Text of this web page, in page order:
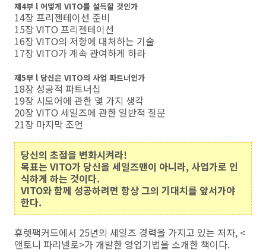
제4부 l 어떻게 VITO를 설득할 것인가
14장 프리젠테이션 준비
15장 VITO 프리젠테이션
16장 VITO의 저항에 대처하는 기술
17장 VITO가 계속 관여하게 하라
제5부 l 당신은 VITO의 사업 파트너인가
18장 성공적 파트너십
19장 시모어에 관한 몇 가지 생각
20장 VITO 세일즈에 관한 일반적 질문
21장 마지막 조언
당신의 초점을 변화시켜라!
목표는 VITO가 당신을 세일즈맨이 아니라, 사업가로 인
식하게 하는 것이다.
VITO와 함께 성공하려면 항상 그의 기대치를 앞서가야
한다.
휴렛팩커드에서 25년의 세일즈 경력을 가지고 있는 저자, <
앤토니 파리넬로>가 개발한 영업기법을 소개한 책이다.